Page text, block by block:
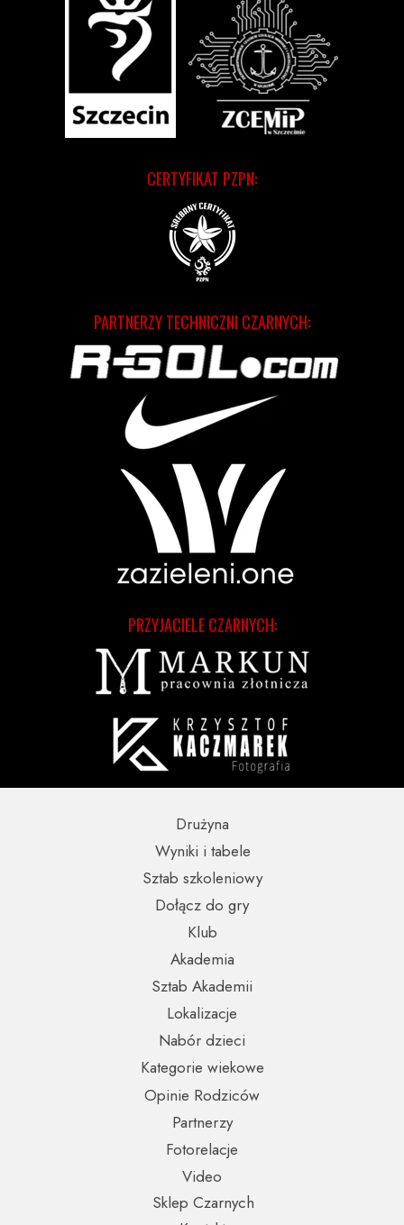
CERTYFIKAT PZPN:
PRZYJACIELE CZARNYCH:
PARTNERZY TECHNICZNI CZARNYCH:
Partnerzy
Opinie Rodziców
Nabór dzieci
Wyniki i tabele
Sklep Czarnych
Video
Fotorelacje
Kategorie wiekowe
Lokalizacje
Sztab szkoleniowy
Sztab Akademii
Dołącz do gry
Drużyna
Akademia
Klub